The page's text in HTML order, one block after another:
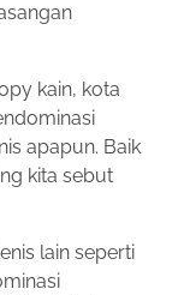
kain, kota
apapun. Baik
kita sebut
lain seperti